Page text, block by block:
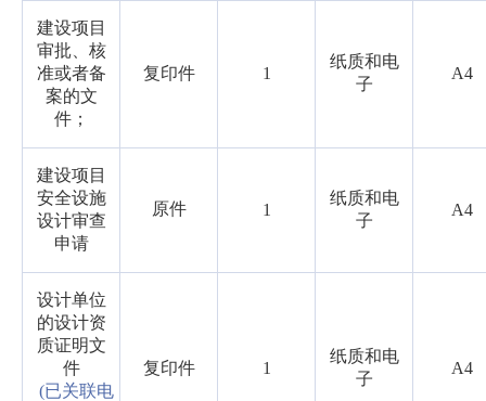
建设项目
审批、核
准或者备
案的文
件；
复印件 1
纸质和电
子
A4
建设项目
安全设施
设计审查
申请
原件 1
纸质和电
子
A4
设计单位
的设计资
质证明文
件
(已关联电
复印件 1
纸质和电
子
A4